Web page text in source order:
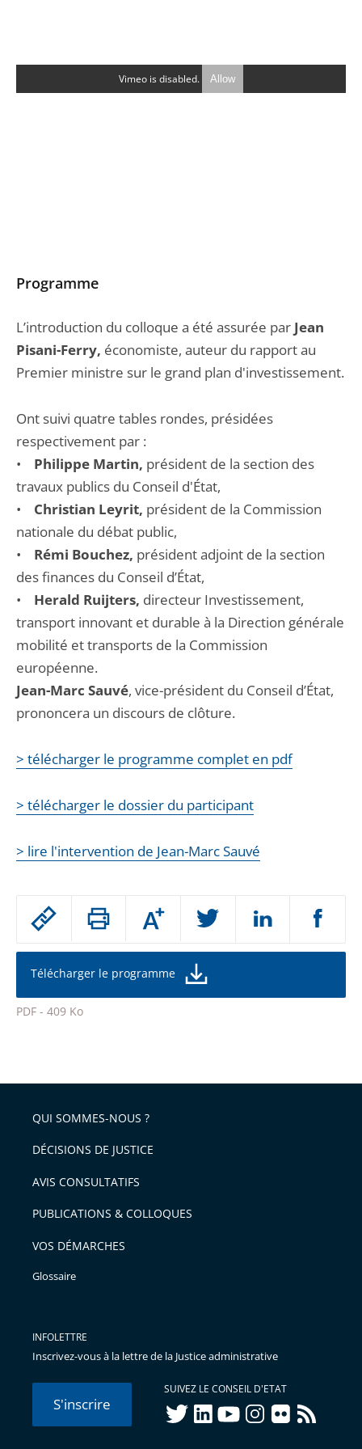
Passer
partage
de
l'article
pour
Augmenter
ou
la
de
police
Télécharger le programme
PDF - 409 Ko
l'article
pour
avant
Vimeo is disabled. Allow
Programme
L’introduction du colloque a été assurée par Jean
Pisani-Ferry, économiste, auteur du rapport au
Premier ministre sur le grand plan d'investissement.
Ont suivi quatre tables rondes, présidées
respectivement par :
• Philippe Martin, président de la section des
travaux publics du Conseil d'État,
• Christian Leyrit, président de la Commission
nationale du débat public,
• Rémi Bouchez, président adjoint de la section
des finances du Conseil d’État,
• Herald Ruijters, directeur Investissement,
transport innovant et durable à la Direction générale
mobilité et transports de la Commission
européenne.
Jean-Marc Sauvé, vice-président du Conseil d’État,
prononcera un discours de clôture.
> télécharger le programme complet en pdf
> télécharger le dossier du participant
> lire l'intervention de Jean-Marc Sauvé
QUI SOMMES-NOUS ?
DÉCISIONS DE JUSTICE
AVIS CONSULTATIFS
PUBLICATIONS & COLLOQUES
VOS DÉMARCHES
Glossaire
INFOLETTRE
Inscrivez-vous à la lettre de la Justice administrative
S'inscrire
SUIVEZ LE CONSEIL D'ETAT
twitterlinkedInyoutubeinstagram
flickr rss